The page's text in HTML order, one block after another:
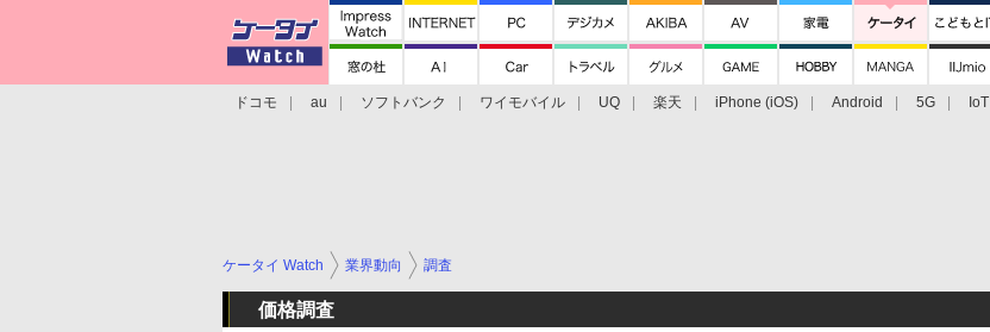
ドコモ au ソフトバンク ワイモバイル UQ 楽天 iPhone (iOS) Android 5G IoT
ケータイ Watch 業界動向 調査
価格調査